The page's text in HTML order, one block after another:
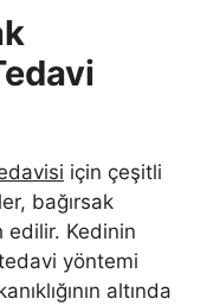
için çeşitli
bağırsak
edilir. Kedinin
yöntemi
altında